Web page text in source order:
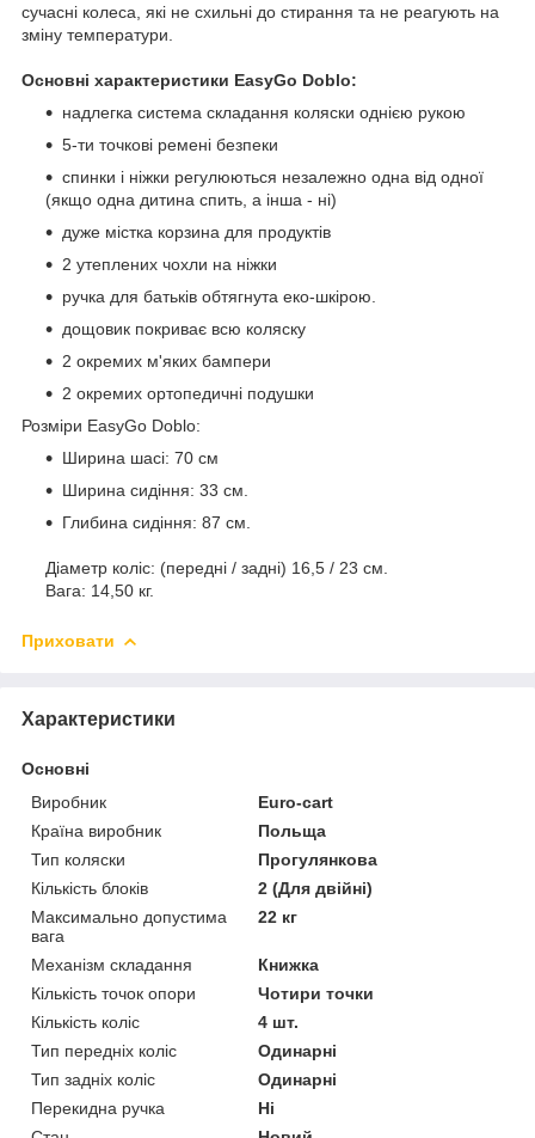
сучасні колеса, які не схильні до стирання та не реагують на
зміну температури.
Основні характеристики EasyGo Doblo:
надлегка система складання коляски однією рукою
5-ти точкові ремені безпеки
спинки і ніжки регулюються незалежно одна від одної
(якщо одна дитина спить, а інша - ні)
дуже містка корзина для продуктів
2 утеплених чохли на ніжки
ручка для батьків обтягнута еко-шкірою.
дощовик покриває всю коляску
2 окремих м'яких бампери
2 окремих ортопедичні подушки
Розміри EasyGo Doblo:
Ширина шасі: 70 см
Ширина сидіння: 33 см.
Глибина сидіння: 87 см.
Діаметр коліс: (передні / задні) 16,5 / 23 см.
Вага: 14,50 кг.
Приховати
Характеристики
Основні
Виробник
Euro-cart
Країна виробник
Польща
Тип коляски
Прогулянкова
Кількість блоків
2 (Для двійні)
Максимально допустима
вага
22 кг
Механізм складання
Книжка
Кількість точок опори
Чотири точки
Кількість коліс
4 шт.
Тип передніх коліс
Одинарні
Тип задніх коліс
Одинарні
Перекидна ручка
Ні